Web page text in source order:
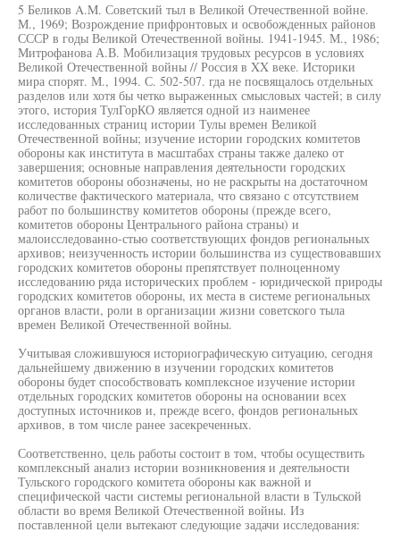
5 Беликов A.M. Советский тыл в Великой Отечественной войне.
М., 1969; Возрождение прифронтовых и освобожденных районов
СССР в годы Великой Отечественной войны. 1941-1945. М., 1986;
Митрофанова А.В. Мобилизация трудовых ресурсов в условиях
Великой Отечественной войны // Россия в XX веке. Историки
мира спорят. М., 1994. С. 502-507. гда не посвящалось отдельных
разделов или хотя бы четко выраженных смысловых частей; в силу
этого, история ТулГорКО является одной из наименее
исследованных страниц истории Тулы времен Великой
Отечественной войны; изучение истории городских комитетов
обороны как института в масштабах страны также далеко от
завершения; основные направления деятельности городских
комитетов обороны обозначены, но не раскрыты на достаточном
количестве фактического материала, что связано с отсутствием
работ по большинству комитетов обороны (прежде всего,
комитетов обороны Центрального района страны) и
малоисследованно-стью соответствующих фондов региональных
архивов; неизученность истории большинства из существовавших
городских комитетов обороны препятствует полноценному
исследованию ряда исторических проблем - юридической природы
городских комитетов обороны, их места в системе региональных
органов власти, роли в организации жизни советского тыла
времен Великой Отечественной войны.
Учитывая сложившуюся историографическую ситуацию, сегодня
дальнейшему движению в изучении городских комитетов
обороны будет способствовать комплексное изучение истории
отдельных городских комитетов обороны на основании всех
доступных источников и, прежде всего, фондов региональных
архивов, в том числе ранее засекреченных.
Соответственно, цель работы состоит в том, чтобы осуществить
комплексный анализ истории возникновения и деятельности
Тульского городского комитета обороны как важной и
специфической части системы региональной власти в Тульской
области во время Великой Отечественной войны. Из
поставленной цели вытекают следующие задачи исследования: